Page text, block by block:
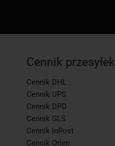
Cennik przesyłek
Cennik DHL
Cennik UPS
Cennik DPD
Cennik GLS
Cennik InPost
Cennik Orlen